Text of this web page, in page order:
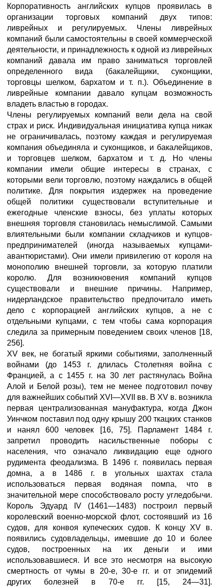
Корпоративность английских купцов проявилась в
организации торговых компаний двух типов:
ливрейных и регулируемых. Члены ливрейных
компаний были самостоятельны в своей коммерческой
деятельности, и принадлежность к одной из ливрейных
компаний давала им право заниматься торговлей
определенного вида (бакалейщики, суконщики,
торговцы шелком, бархатом и т. п.). Объединение в
ливрейные компании давало купцам возможность
владеть властью в городах.
Члены регулируемых компаний вели дела на свой
страх и риск. Индивидуальная инициатива купца никак
не ограничивалась, поэтому каждая и регулируемая
компания объединяла и суконщиков, и бакалейщиков,
и торговцев шелком, бархатом и т. д. Но члены
компании имели общие интересы в странах, с
которыми вели торговлю, поэтому наждались в общей
политике. Для покрытия издержек на проведение
общей политики существовали вступительные и
ежегодные членские взносы, без уплаты которых
внешняя торговля становилась немыслимой. Самыми
влиятельными были компании складчиков и купцов-
предпринимателей (иногда называемых купцами-
авантюристами). Они имели привилегию от короля на
монополию внешней торговли, за которую платили
королю. Для возникновения компаний купцов
существовали и внешние причины. Например,
нидерландское правительство предпочитало иметь
дело с корпорацией английских купцов, а не с
отдельными купцами, с тем чтобы сама корпорация
следила за примерным поведением своих членов [18,
256].
XV век, не богатый яркими событиями, заполненный
войнами (до 1453 г. длилась Столетняя война с
Францией, а с 1455 г. на 30 лет растянулась Война
Алой и Белой розы), тем не менее подготовил почву
для важнейших событий XVI—XVII вв. В XV в. возникла
первая централизованная мануфактура, когда Джон
Уинчком поставил под одну крышу 200 ткацких станков
и нанял 600 человек [16, 75]. Парламент 1484 г.
запретил проводить насильственные поборы с
населения, что означало ликвидацию еще одного
рудимента феодализма. В 1496 г. появилась первая
домна, а в 1486 г. в угольных шахтах стала
использоваться первая водяная помпа, что в
значительной мере способствовало росту угледобычи.
Король Эдуард IV (1461—1483) построил первый
королевский военно-морской флот, состоявший из 16
судов, для конвоя купеческих судов. К концу XV в.
появились судовладельцы, имевшие до 10 и более
судов, построенных на их деньги и ими
использовавшиеся. И все это несмотря на высокую
смертность от чумы в 20-е, 30-е гг. и от эпидемий
других болезней в 70-е гг. [15, 24—31].